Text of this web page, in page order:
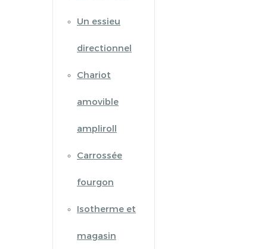
Un essieu
directionnel
Chariot
amovible
ampliroll
Carrossée
fourgon
Isotherme et
magasin